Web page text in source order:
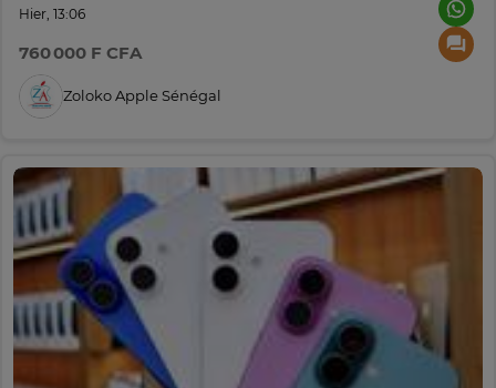
Hier, 13:06
760 000 F CFA
Zoloko Apple Sénégal